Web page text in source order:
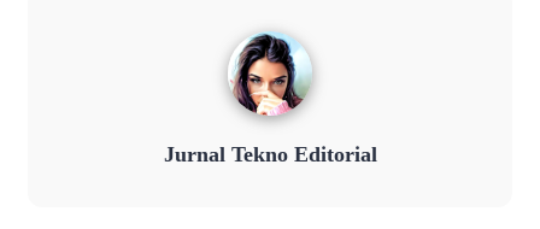
Jurnal Tekno Editorial